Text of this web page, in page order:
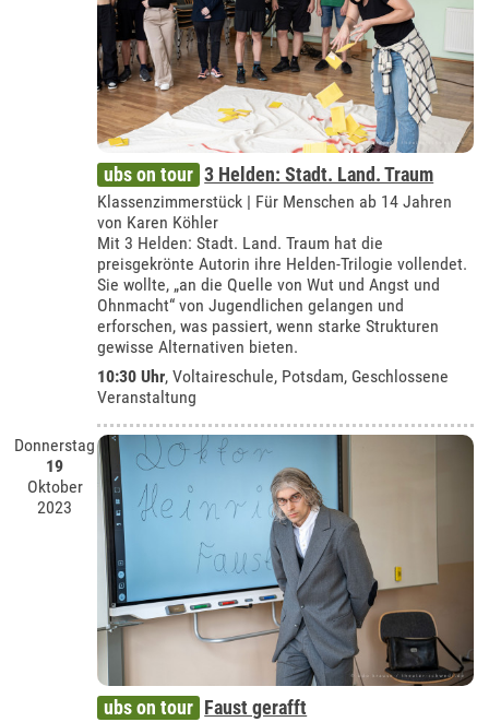
ubs on tour 3 Helden: Stadt. Land. Traum
Klassenzimmerstück | Für Menschen ab 14 Jahren
von Karen Köhler
Mit 3 Helden: Stadt. Land. Traum hat die
preisgekrönte Autorin ihre Helden-Trilogie vollendet.
Sie wollte, „an die Quelle von Wut und Angst und
Ohnmacht“ von Jugendlichen gelangen und
erforschen, was passiert, wenn starke Strukturen
gewisse Alternativen bieten.
10:30 Uhr, Voltaireschule, Potsdam, Geschlossene
Veranstaltung
Donnerstag
19
Oktober
2023
ubs on tour Faust gerafft